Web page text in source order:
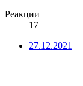
Реакции
17
27.12.2021